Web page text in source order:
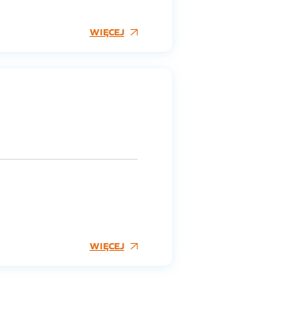
WIĘCEJ
WIĘCEJ